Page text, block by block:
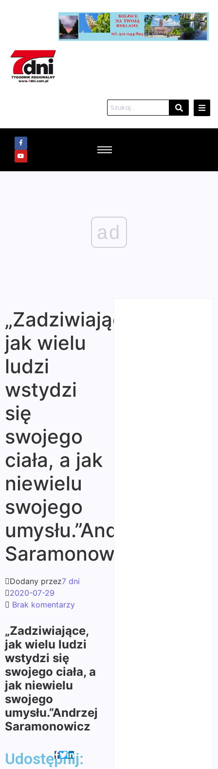
ad
„Zadziwiające,
jak wielu
ludzi
wstydzi
się
swojego
ciała, a jak
niewielu
swojego
umysłu.”Andrzej
Saramonowicz
Dodany przez7 dni
2020-07-29
Brak komentarzy
„Zadziwiające,
jak wielu ludzi
wstydzi się
swojego ciała, a
jak niewielu
swojego
umysłu.”Andrzej
Saramonowicz
Udostępnij: